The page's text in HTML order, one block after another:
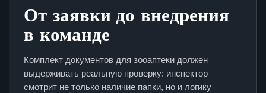
От заявки до внедрения
в команде
Комплект документов для зооаптеки должен
выдерживать реальную проверку: инспектор
смотрит не только наличие папки, но и логику